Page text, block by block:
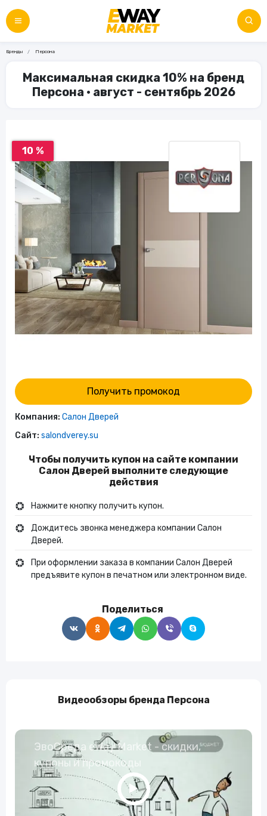
Бренды Персона
Максимальная скидка 10% на бренд
Персона • август - сентябрь 2026
10 %
Получить промокод
Компания: Салон Дверей
Сайт: salondverey.su
Чтобы получить купон на сайте компании
Салон Дверей выполните следующие
действия
Нажмите кнопку получить купон.
Дождитесь звонка менеджера компании Салон
Дверей.
При оформлении заказа в компании Салон Дверей
предъявите купон в печатном или электронном виде.
Поделиться
Видеообзоры бренда Персона
ЭвоСреда eWay Market - скидки,
купоны и промокоды